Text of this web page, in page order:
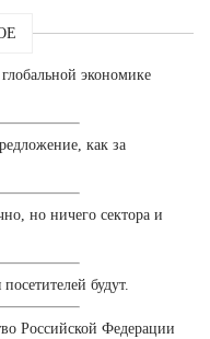
экономике
как за
но ничего сектора и
будут.
Российской Федерации